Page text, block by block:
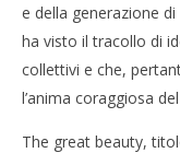
e della generazione
ha visto il tracollo di
collettivi e che,
l’anima coraggiosa
The great beauty,